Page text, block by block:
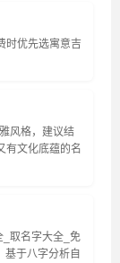
时优先选寓意吉
风格，建议结
有文化底蕴的名
_取名字大全_免
基于八字分析自